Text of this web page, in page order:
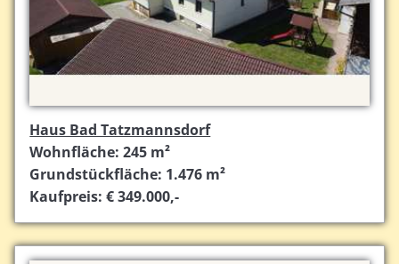
Haus Bad Tatzmannsdorf
Wohnfläche: 245 m²
Grundstückfläche: 1.476 m²
Kaufpreis: € 349.000,-